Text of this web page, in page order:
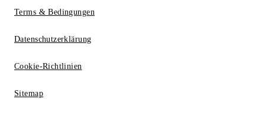
Terms & Bedingungen
Datenschutzerklärung
Cookie-Richtlinien
Sitemap